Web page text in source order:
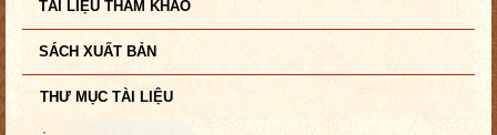
TÀI LIỆU THAM KHẢO
SÁCH XUẤT BẢN
THƯ MỤC TÀI LIỆU